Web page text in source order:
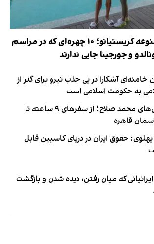
لیست ممنوعه کریستیانو؛ ۱۰ چهره‌ای که در مراسم
و جورجینا جایی ندارند
خامنه‌ای آشکارا در پی جذب نیرو برای گذر از
به حکومت اسلامی است
روایت فداکاری‌های محمد صلاح؛ از سفرهای ۹ ساعته تا
قاهره
حقوق ایران در دریای کاسپین قابل
که میان رفتن، دیده شدن و بازگشت